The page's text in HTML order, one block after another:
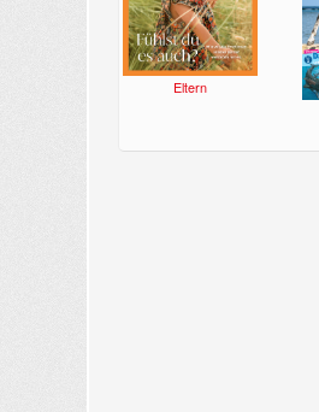
Eltern